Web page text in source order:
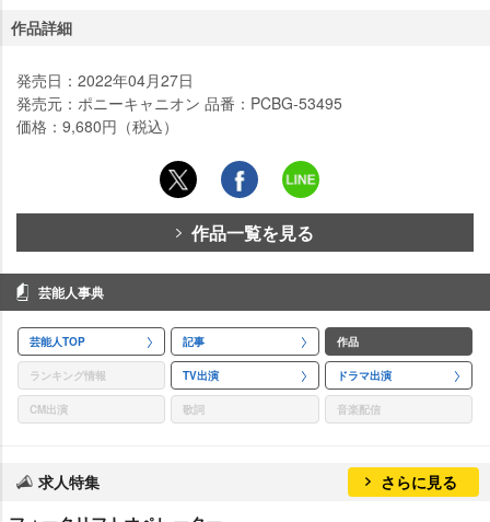
作品詳細
発売日：2022年04月27日
発売元：ポニーキャニオン 品番：PCBG-53495
価格：9,680円（税込）
作品一覧を見る
芸能人事典
芸能人TOP 記事 作品
ランキング情報 TV出演 ドラマ出演
CM出演 歌詞 音楽配信
求人特集 さらに見る